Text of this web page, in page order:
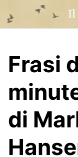
content
Frasi
di